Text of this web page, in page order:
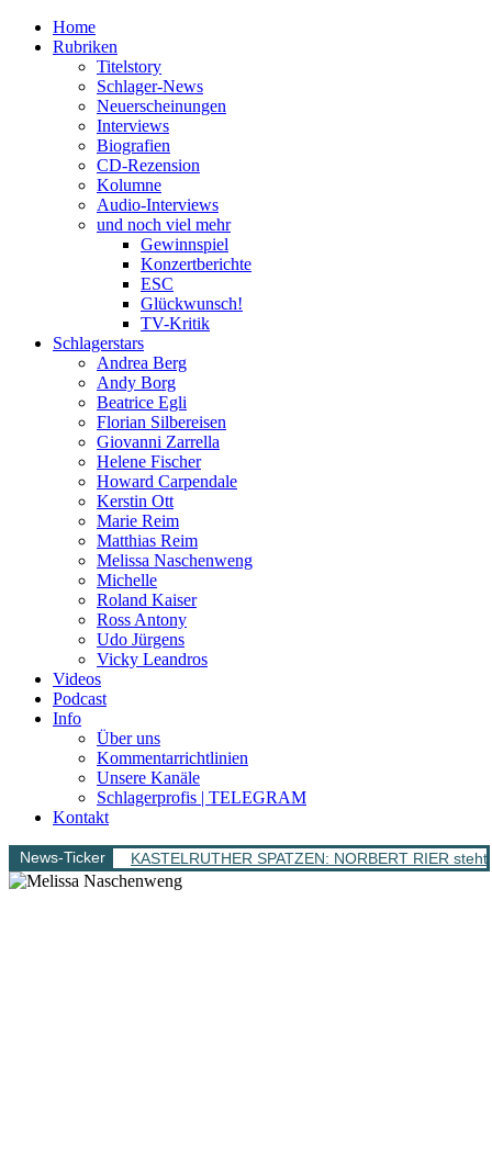
Home
Rubriken
Titelstory
Schlager-News
Neuerscheinungen
Interviews
Biografien
CD-Rezension
Kolumne
Audio-Interviews
und noch viel mehr
Gewinnspiel
Konzertberichte
ESC
Glückwunsch!
TV-Kritik
Schlagerstars
Andrea Berg
Andy Borg
Beatrice Egli
Florian Silbereisen
Giovanni Zarrella
Helene Fischer
Howard Carpendale
Kerstin Ott
Marie Reim
Matthias Reim
Melissa Naschenweng
Michelle
Roland Kaiser
Ross Antony
Udo Jürgens
Vicky Leandros
Videos
Podcast
Info
Über uns
Kommentarrichtlinien
Unsere Kanäle
Schlagerprofis | TELEGRAM
Kontakt
News-Ticker KASTELRUTHER SPATZEN: NORBERT RIER